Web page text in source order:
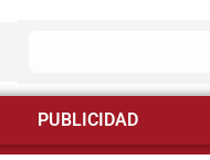
PUBLICIDAD